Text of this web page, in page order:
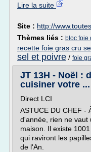
Lire la suite
Site : http://
Thèmes liés : bloc foie
recette foie gras cru
sel et poivre / foie
JT 13H - Noël :
cuisiner votre ...
Direct LCI
ASTUCE DU CHEF -
d'année, rien ne vaut
maison. Il existe
qui raviront les
de l'An.